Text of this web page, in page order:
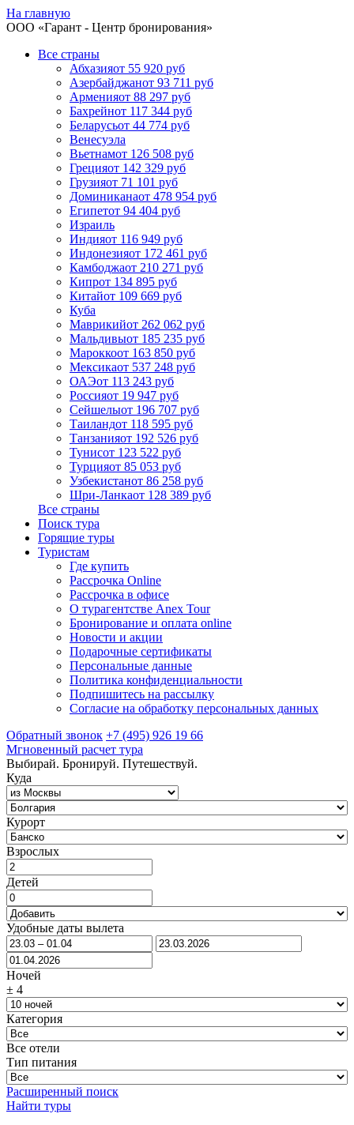
На главную
ООО «Гарант - Центр бронирования»
Все страны
Абхазияот 55 920 руб
Азербайджанот 93 711 руб
Арменияот 88 297 руб
Бахрейнот 117 344 руб
Беларусьот 44 774 руб
Венесуэла
Вьетнамот 126 508 руб
Грецияот 142 329 руб
Грузияот 71 101 руб
Доминиканаот 478 954 руб
Египетот 94 404 руб
Израиль
Индияот 116 949 руб
Индонезияот 172 461 руб
Камбоджаот 210 271 руб
Кипрот 134 895 руб
Китайот 109 669 руб
Куба
Маврикийот 262 062 руб
Мальдивыот 185 235 руб
Мароккоот 163 850 руб
Мексикаот 537 248 руб
ОАЭот 113 243 руб
Россияот 19 947 руб
Сейшелыот 196 707 руб
Таиландот 118 595 руб
Танзанияот 192 526 руб
Тунисот 123 522 руб
Турцияот 85 053 руб
Узбекистанот 86 258 руб
Шри-Ланкаот 128 389 руб
Все страны
Поиск тура
Горящие туры
Туристам
Где купить
Рассрочка Online
Рассрочка в офисе
О турагентстве Anex Tour
Бронирование и оплата online
Новости и акции
Подарочные сертификаты
Персональные данные
Политика конфиденциальности
Подпишитесь на рассылку
Согласие на обработку персональных данных
Обратный звонок +7 (495) 926 19 66
Мгновенный расчет тура
Выбирай. Бронируй. Путешествуй.
Куда
Курорт
Взрослых
Детей
Удобные даты вылета
Ночей
± 4
Категория
Все отели
Тип питания
Расширенный поиск
Найти туры